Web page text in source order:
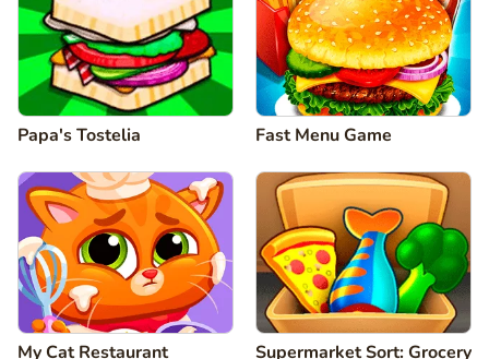
Papa's Tostelia Fast Menu Game
My Cat Restaurant
Supermarket Sort: Grocery